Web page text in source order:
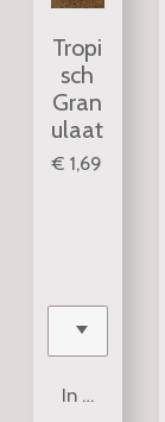
Tropi
sch
Gran
ulaat
€ 1,69
In